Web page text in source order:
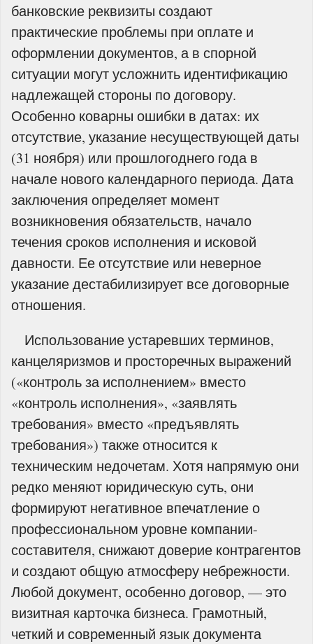
банковские реквизиты создают
практические проблемы при оплате и
оформлении документов, а в спорной
ситуации могут усложнить идентификацию
надлежащей стороны по договору.
Особенно коварны ошибки в датах: их
отсутствие, указание несуществующей даты
(31 ноября) или прошлогоднего года в
начале нового календарного периода. Дата
заключения определяет момент
возникновения обязательств, начало
течения сроков исполнения и исковой
давности. Ее отсутствие или неверное
указание дестабилизирует все договорные
отношения.
Использование устаревших терминов,
канцеляризмов и просторечных выражений
(«контроль за исполнением» вместо
«контроль исполнения», «заявлять
требования» вместо «предъявлять
требования») также относится к
техническим недочетам. Хотя напрямую они
редко меняют юридическую суть, они
формируют негативное впечатление о
профессиональном уровне компании-
составителя, снижают доверие контрагентов
и создают общую атмосферу небрежности.
Любой документ, особенно договор, — это
визитная карточка бизнеса. Грамотный,
четкий и современный язык документа